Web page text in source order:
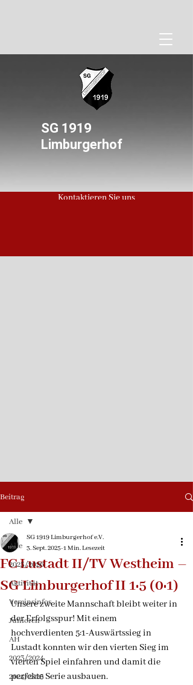
SG 1919
Limburgerhof
Kontaktieren Sie uns
Beitrag
Alle
2025/2026
Aktivität
Vereinsinfos
Junioren
AH
2023/2024
2024/2025
Alle
FC Lustadt II/TV Westheim –
SG Limburgerhof II 1:5 (0:1)
SG 1919 Limburgerhof e.V.
3. Sept. 2025 1 Min. Lesezeit
Unsere zweite Mannschaft bleibt weiter in
der Erfolgsspur! Mit einem
hochverdienten 5:1-Auswärtssieg in
Lustadt konnten wir den vierten Sieg im
vierten Spiel einfahren und damit die
perfekte Serie ausbauen.